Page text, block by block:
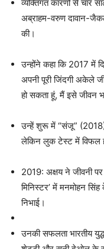
व्यक्तिगत कारणों से चार
अब्राहम-वरुण दावान-
की।
उन्होंने कहा कि 2017 में
अपनी पूरी जिंदगी अकेले
हो सकता हूं, मैं इसे जीवन
उन्हें शुरू में “संजू” (2018)
लेकिन लुक टेस्ट में विफल
2019: अक्षय ने जीवनी पर
मिनिस्टर’ में मनमोहन
निभाई।
उनकी सफलता भारतीय